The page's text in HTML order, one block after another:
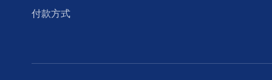
付款方式